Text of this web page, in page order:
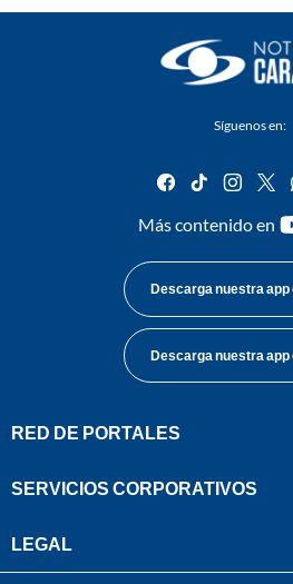
Síguenos en:
facebook
tiktok
Más contenido en
Descarga nuestra app
Descarga nuestra app
RED DE PORTALES
SERVICIOS CORPORATIVOS
LEGAL